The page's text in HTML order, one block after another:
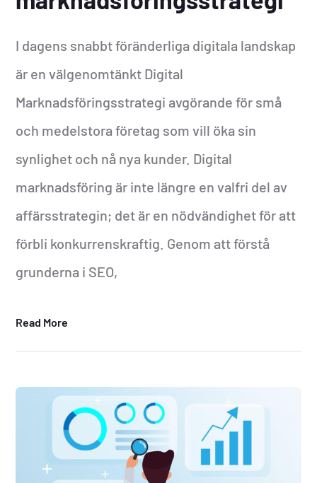
I dagens snabbt föränderliga digitala landskap
är en välgenomtänkt Digital
Marknadsföringsstrategi avgörande för små
och medelstora företag som vill öka sin
synlighet och nå nya kunder. Digital
marknadsföring är inte längre en valfri del av
affärsstrategin; det är en nödvändighet för att
förbli konkurrenskraftig. Genom att förstå
grunderna i SEO,
Read More